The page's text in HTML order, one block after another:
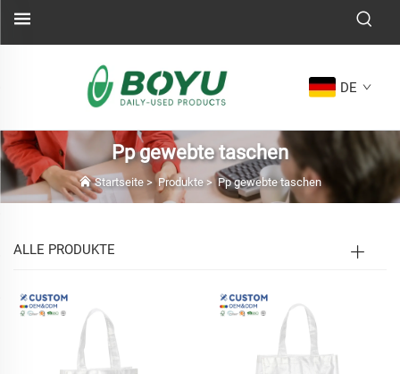
DE
Pp gewebte taschen
Startseite >Produkte>Pp gewebte taschen
ALLE PRODUKTE